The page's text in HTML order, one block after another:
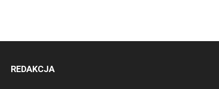
REDAKCJA